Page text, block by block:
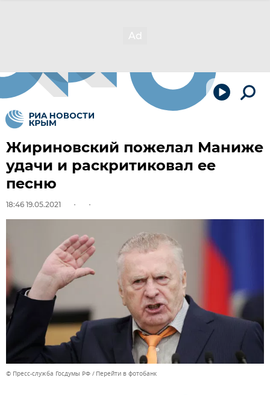
Жириновский пожелал Маниже
удачи и раскритиковал ее
песню
18:46 19.05.2021
© Пресс-служба Госдумы РФ Перейти в фотобанк